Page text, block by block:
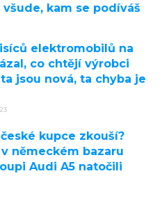
kam se podíváš
elektromobilů na
co chtějí výrobci
jsou nová, ta chyba je
kupce zkouší?
německém bazaru
Audi A5 natočili